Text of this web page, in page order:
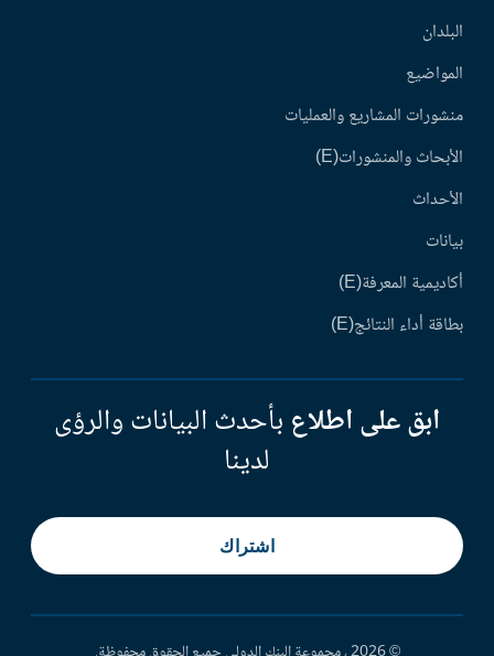
البلدان
المواضيع
منشورات المشاريع والعمليات
الأبحاث والمنشورات(E)
الأحداث
بيانات
أكاديمية المعرفة(E)
بطاقة أداء النتائج(E)
ابق على اطلاع بأحدث البيانات والرؤى
لدينا
اشتراك